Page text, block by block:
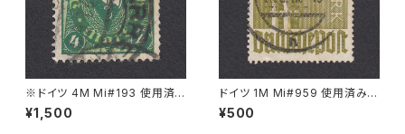
※ドイツ 4M Mi#193 使用済
み切手｜VARREL 30.11.1922
¥1,500
ドイツ 1M Mi#959 使用済み切
手｜STENDAL 11.8.1947
¥500